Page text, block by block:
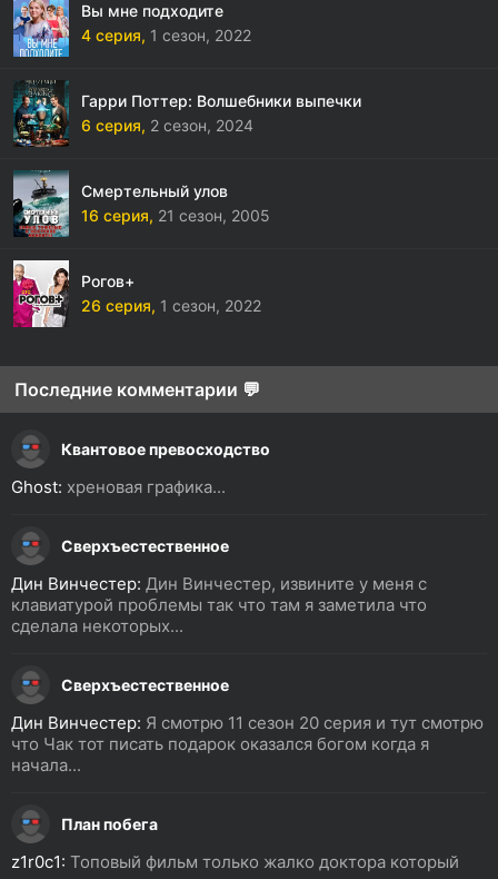
Вы мне подходите
4 серия, 1 сезон, 2022
Гарри Поттер: Волшебники выпечки
6 серия, 2 сезон, 2024
Смертельный улов
16 серия, 21 сезон, 2005
Рогов+
26 серия, 1 сезон, 2022
Последние комментарии 💬
Квантовое превосходство
Ghost: хреновая графика...
Сверхъестественное
Дин Винчестер: Дин Винчестер, извините у меня с
клавиатурой проблемы так что там я заметила что
сделала некоторых...
Сверхъестественное
Дин Винчестер: Я смотрю 11 сезон 20 серия и тут смотрю
что Чак тот писать подарок оказался богом когда я
начала...
План побега
z1r0c1: Топовый фильм только жалко доктора который